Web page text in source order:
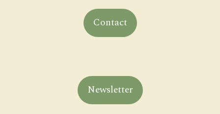
Contact
Newsletter